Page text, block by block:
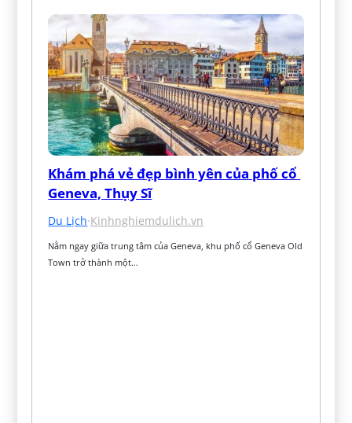
Khám phá vẻ đẹp bình yên của phố cổ
Geneva, Thụy Sĩ
Du Lịch·Kinhnghiemdulich.vn
Nằm ngay giữa trung tâm của Geneva, khu phố cổ Geneva Old
Town trở thành một…